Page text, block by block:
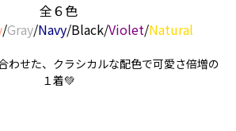
全６色
/Gray/Navy/Black/Violet/Natural
わせた、クラシカルな配色で可愛さ倍増の
１着💚